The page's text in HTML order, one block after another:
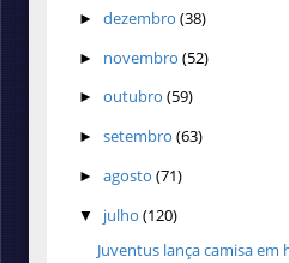
► dezembro (38)
► novembro (52)
► outubro (59)
► setembro (63)
► agosto (71)
▼ julho (120)
Juventus lança camisa